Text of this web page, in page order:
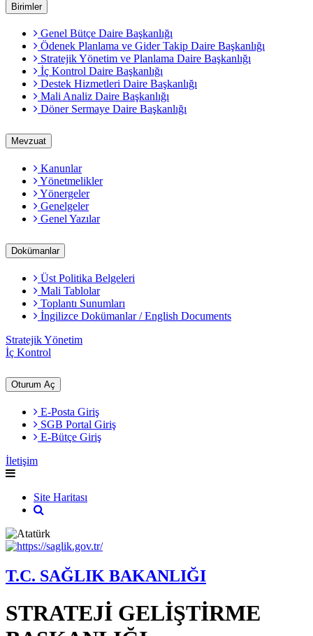
Birimler
Genel Bütçe Daire Başkanlığı
Ödenek Planlama ve Gider Takip Daire Başkanlığı
Stratejik Yönetim ve Planlama Daire Başkanlığı
İç Kontrol Daire Başkanlığı
Destek Hizmetleri Daire Başkanlığı
Mali Analiz Daire Başkanlığı
Döner Sermaye Daire Başkanlığı
Mevzuat
Kanunlar
Yönetmelikler
Yönergeler
Genelgeler
Genel Yazılar
Dokümanlar
Üst Politika Belgeleri
Mali Tablolar
Toplantı Sunumları
İngilizce Dokümanlar / English Documents
Stratejik Yönetim
İç Kontrol
Oturum Aç
E-Posta Giriş
SGB Portal Giriş
E-Bütçe Giriş
İletişim
Site Haritası
T.C. SAĞLIK BAKANLIĞI
STRATEJİ GELİŞTİRME